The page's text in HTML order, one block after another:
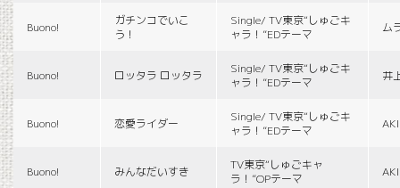
Buono!
ガチンコでいこ
う！
Single/ TV東京“しゅごキ
ャラ！”EDテーマ
ム
Buono! ロッタラ ロッタラ
Single/ TV東京“しゅごキ
ャラ！”EDテーマ
井
Buono! 恋愛ライダー
Single/ TV東京“しゅごキ
ャラ！”EDテーマ
Buono! みんなだいすき
TV東京“しゅごキャ
ラ！”OPテーマ